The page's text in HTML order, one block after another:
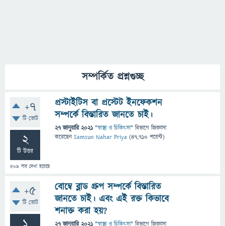
সম্পর্কিত প্রশ্নগুচ্ছ
+7
টি ভোট
2
টি উত্তর
509 বার দেখা হয়েছে
প্রস্টাইটিস বা প্রস্টেট ইনফেকশন
সম্পর্কে বিস্তারিত জানতে চাই।
27 জানুয়ারি 2021 "স্বাস্থ্য ও চিকিৎসা" বিভাগে জিজ্ঞাসা
করেছেনSamsun Nahar Priya (47,710 পয়েন্ট)
+5
টি ভোট
বোম্বে ব্লাড গ্রুপ সম্পর্কে বিস্তারিত
জানতে চাই। এবং এই রক্ত কিভাবে
শনাক্ত করা হয়?
27 জানুয়ারি 2021 "স্বাস্থ্য ও চিকিৎসা" বিভাগে জিজ্ঞাসা